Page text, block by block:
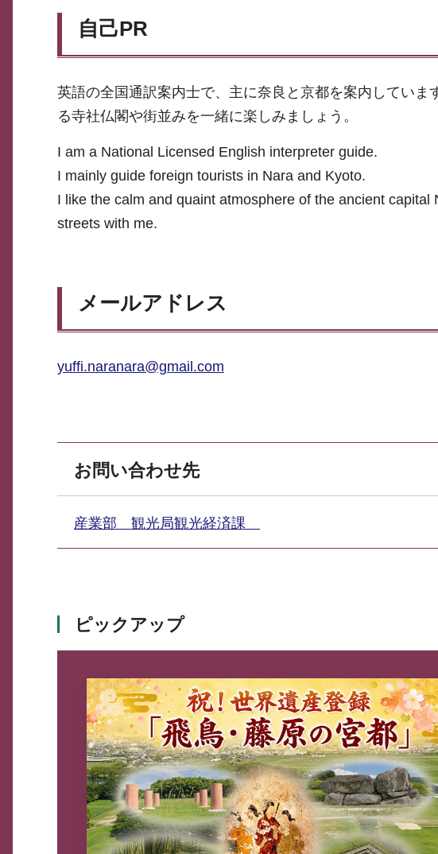
自己PR
英語の全国通訳案内士で、主に奈良と京都を案内してい
る寺社仏閣や街並みを一緒に楽しみましょう。
I am a National Licensed English interpreter guide.
I mainly guide foreign tourists in Nara and Kyoto.
I like the calm and quaint atmosphere of the ancient
streets with me.
メールアドレス
yuffi.naranara@gmail.com
お問い合わせ先
産業部 観光局観光経済課
ピックアップ